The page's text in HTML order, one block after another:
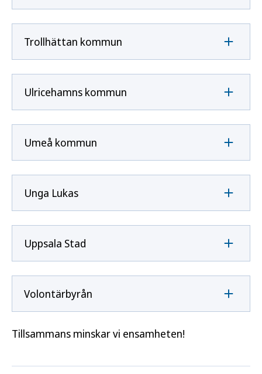
Trollhättan kommun
Ulricehamns kommun
Umeå kommun
Unga Lukas
Uppsala Stad
Volontärbyrån
Tillsammans minskar vi ensamheten!